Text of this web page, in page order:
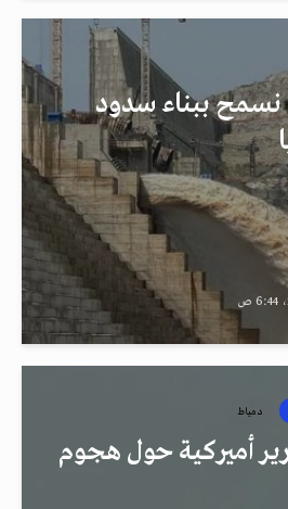
نسمح ببناء سدود
دمياط
أميركية حول هجوم